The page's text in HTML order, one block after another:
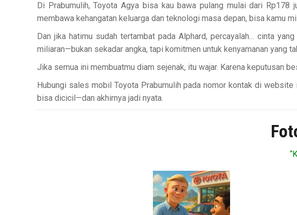
Di Prabumulih, Toyota Agya bisa kau bawa pulang mulai dari Rp178
membawa kehangatan keluarga dan teknologi masa depan, bisa kamu
Dan jika hatimu sudah tertambat pada Alphard, percayalah… cinta
miliaran—bukan sekadar angka, tapi komitmen untuk kenyamanan yang
Jika semua ini membuatmu diam sejenak, itu wajar. Karena keputusan
Hubungi sales mobil Toyota Prabumulih pada nomor kontak di
bisa dicicil—dan akhirnya jadi nyata.